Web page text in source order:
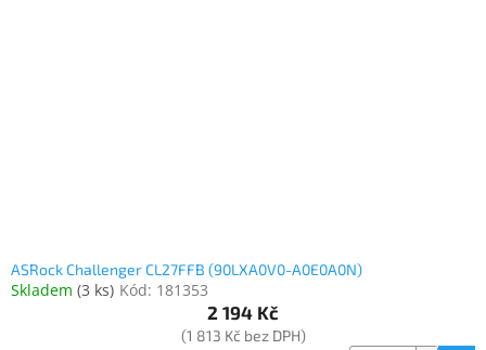
ASRock Challenger CL27FFB (90LXA0V0-A0E0A0N)
Skladem (3 ks) Kód: 181353
2 194 Kč
(1 813 Kč bez DPH)